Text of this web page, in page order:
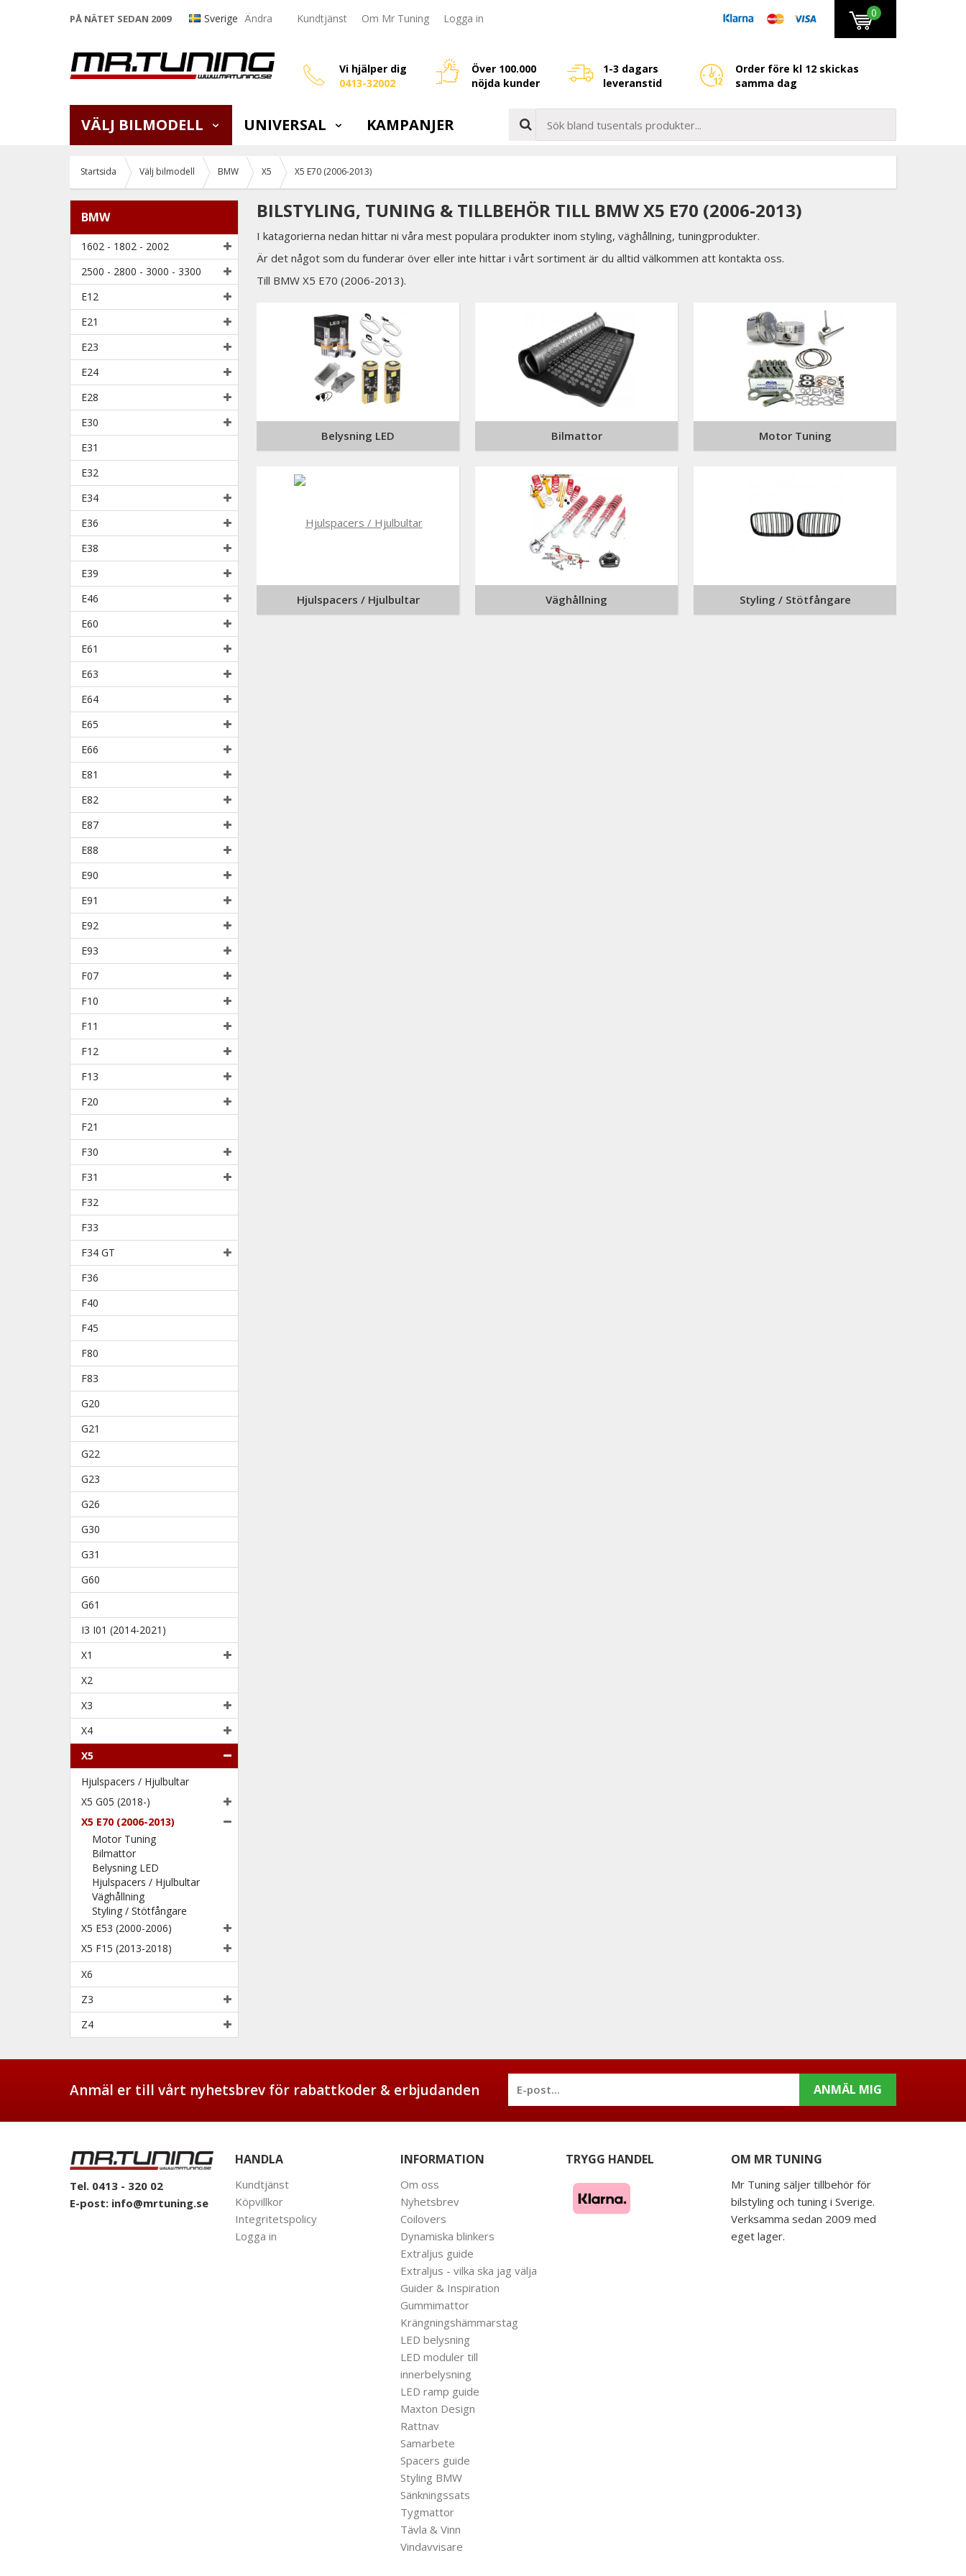
PÅ NÄTET SEDAN 2009 Sverige Ändra Kundtjänst Om Mr Tuning Logga in 0
Vi hjälper dig
0413-32002
Över 100.000
nöjda kunder
1-3 dagars
leveranstid
Order före kl 12 skickas
samma dag
VÄLJ BILMODELL UNIVERSAL KAMPANJER
Startsida Välj bilmodell BMW X5 X5 E70 (2006-2013)
BMW
1602 - 1802 - 2002
2500 - 2800 - 3000 - 3300
E12
E21
E23
E24
E28
E30
E31
E32
E34
E36
E38
E39
E46
E60
E61
E63
E64
E65
E66
E81
E82
E87
E88
E90
E91
E92
E93
F07
F10
F11
F12
F13
F20
F21
F30
F31
F32
F33
F34 GT
F36
F40
F45
F80
F83
G20
G21
G22
G23
G26
G30
G31
G60
G61
I3 I01 (2014-2021)
X1
X2
X3
X4
X5
Hjulspacers / Hjulbultar
X5 G05 (2018-)
X5 E70 (2006-2013)
Motor Tuning
Bilmattor
Belysning LED
Hjulspacers / Hjulbultar
Väghållning
Styling / Stötfångare
X5 E53 (2000-2006)
X5 F15 (2013-2018)
X6
Z3
Z4
BILSTYLING, TUNING & TILLBEHÖR TILL BMW X5 E70 (2006-2013)
I katagorierna nedan hittar ni våra mest populära produkter inom styling, väghållning, tuningprodukter.
Är det något som du funderar över eller inte hittar i vårt sortiment är du alltid välkommen att kontakta oss.
Till BMW X5 E70 (2006-2013).
Belysning LED Bilmattor Motor Tuning
Hjulspacers / Hjulbultar Väghållning Styling / Stötfångare
Anmäl er till vårt nyhetsbrev för rabattkoder & erbjudanden ANMÄL MIG
Tel. 0413 - 320 02
E-post: info@mrtuning.se
HANDLA
Kundtjänst
Köpvillkor
Integritetspolicy
Logga in
INFORMATION
Om oss
Nyhetsbrev
Coilovers
Dynamiska blinkers
Extraljus guide
Extraljus - vilka ska jag välja
Guider & Inspiration
Gummimattor
Krängningshämmarstag
LED belysning
LED moduler till
innerbelysning
LED ramp guide
Maxton Design
Rattnav
Samarbete
Spacers guide
Styling BMW
Sänkningssats
Tygmattor
Tävla & Vinn
Vindavvisare
TRYGG HANDEL OM MR TUNING
Mr Tuning säljer tillbehör för
bilstyling och tuning i Sverige.
Verksamma sedan 2009 med
eget lager.